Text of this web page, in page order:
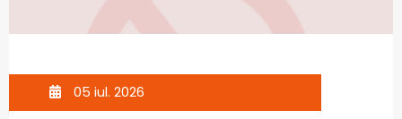
05 iul. 2026